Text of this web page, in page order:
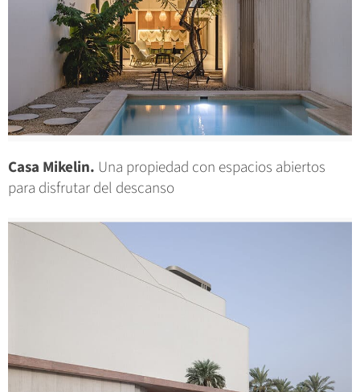
Casa Mikelin. Una propiedad con espacios abiertos
para disfrutar del descanso